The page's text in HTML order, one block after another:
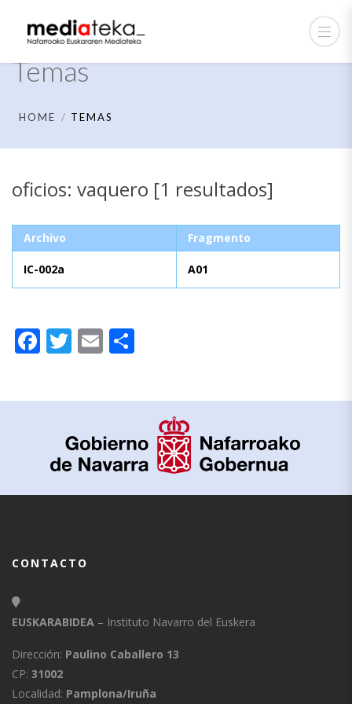
Temas
HOME TEMAS
oficios: vaquero [1 resultados]
Archivo Fragmento
IC-002a A01
Facebook
Twitter
Email
CONTACTO
EUSKARABIDEA – Instituto Navarro del Euskera
Dirección: Paulino Caballero 13
CP: 31002
Localidad: Pamplona/Iruña